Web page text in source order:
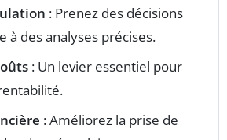
: Prenez des décisions
à des analyses précises.
: Un levier essentiel pour
: Améliorez la prise de